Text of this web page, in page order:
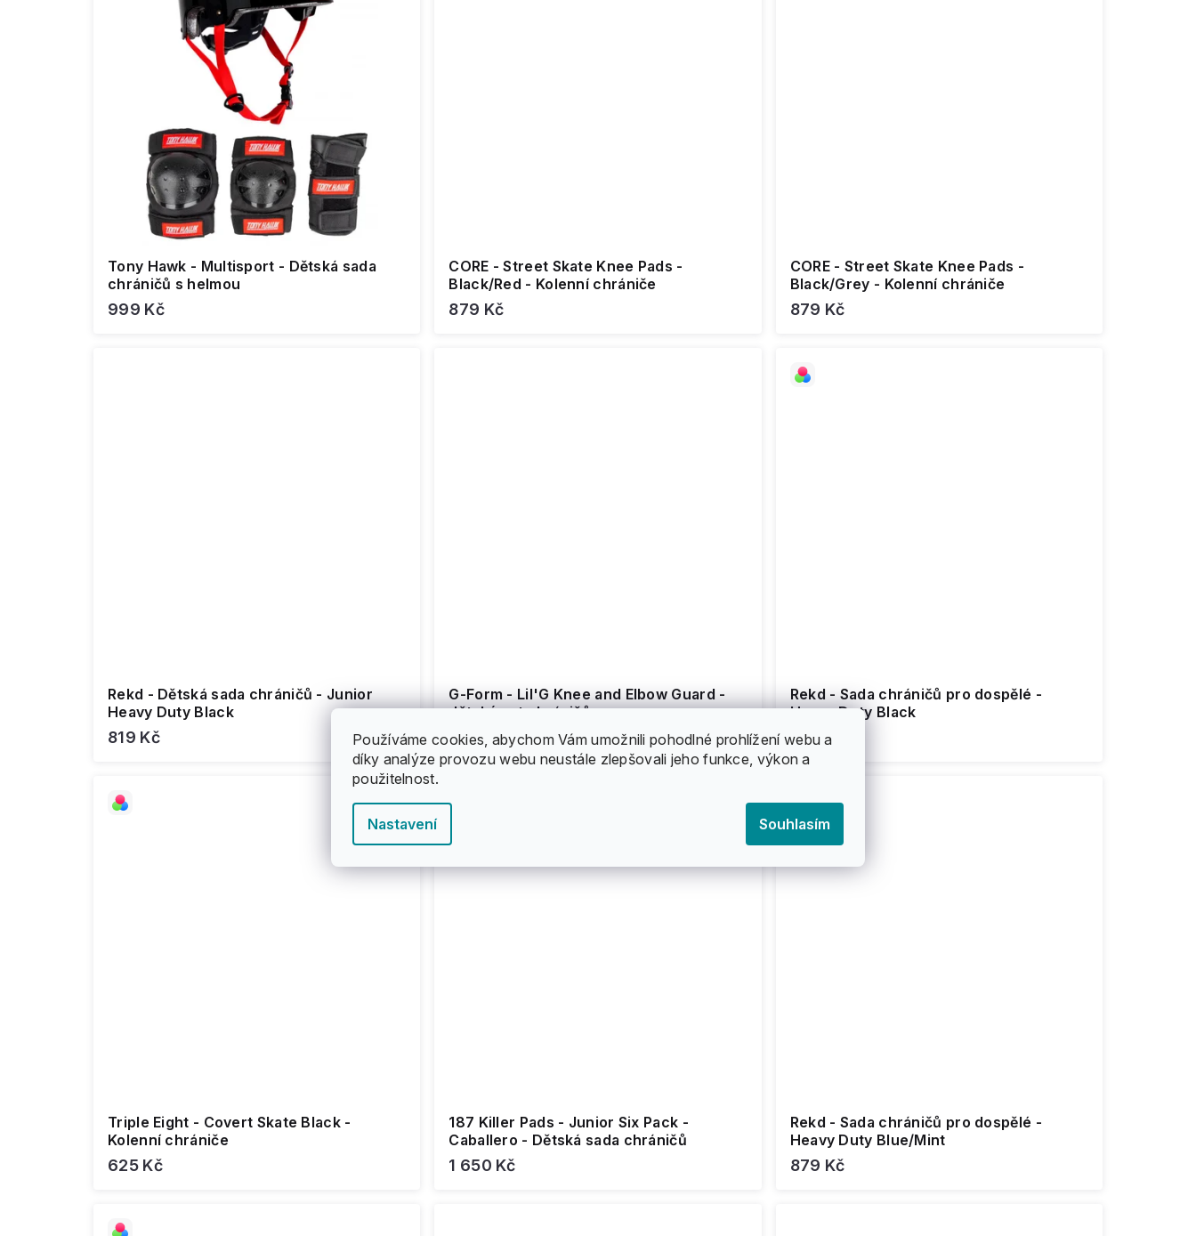
Používáme cookies, abychom Vám umožnili pohodlné prohlížení webu a
díky analýze provozu webu neustále zlepšovali jeho funkce, výkon a
použitelnost.
Nastavení Souhlasím
Tony Hawk - Multisport - Dětská sada
chráničů s helmou
999 Kč
CORE - Street Skate Knee Pads -
Black/Red - Kolenní chrániče
879 Kč
CORE - Street Skate Knee Pads -
Black/Grey - Kolenní chrániče
879 Kč
Rekd - Dětská sada chráničů - Junior
Heavy Duty Black
819 Kč
G-Form - Lil'G Knee and Elbow Guard -
dětský set chráničů
1 129 Kč
Rekd - Sada chráničů pro dospělé -
Heavy Duty Black
879 Kč
Triple Eight - Covert Skate Black -
Kolenní chrániče
625 Kč
187 Killer Pads - Junior Six Pack -
Caballero - Dětská sada chráničů
1 650 Kč
Rekd - Sada chráničů pro dospělé -
Heavy Duty Blue/Mint
879 Kč